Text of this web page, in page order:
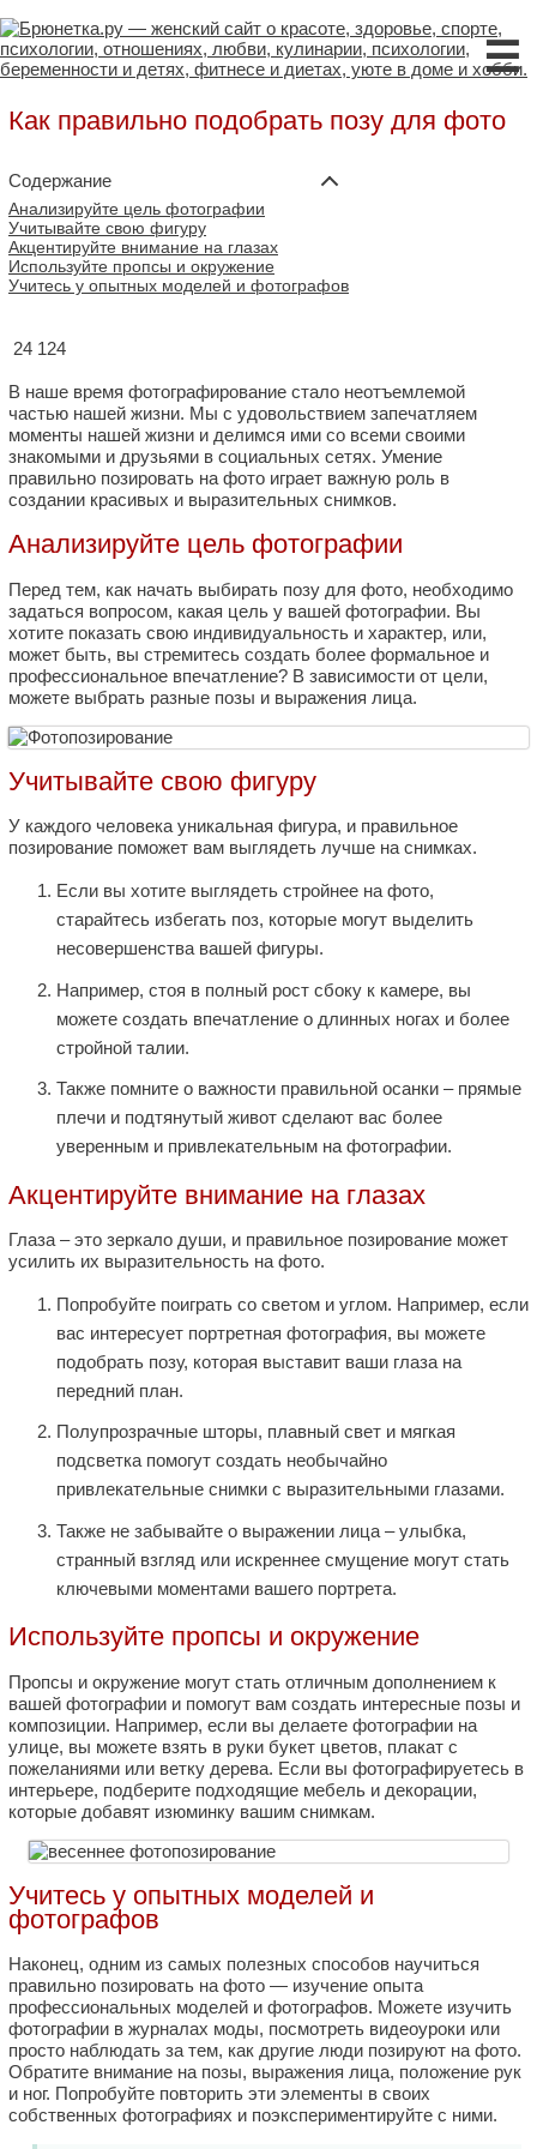
☰
Как правильно подобрать позу для фото
Содержание
Анализируйте цель фотографии
Учитывайте свою фигуру
Акцентируйте внимание на глазах
Используйте пропсы и окружение
Учитесь у опытных моделей и фотографов
24 124
В наше время фотографирование стало неотъемлемой
частью нашей жизни. Мы с удовольствием запечатляем
моменты нашей жизни и делимся ими со всеми своими
знакомыми и друзьями в социальных сетях. Умение
правильно позировать на фото играет важную роль в
создании красивых и выразительных снимков.
Анализируйте цель фотографии
Перед тем, как начать выбирать позу для фото, необходимо
задаться вопросом, какая цель у вашей фотографии. Вы
хотите показать свою индивидуальность и характер, или,
может быть, вы стремитесь создать более формальное и
профессиональное впечатление? В зависимости от цели,
можете выбрать разные позы и выражения лица.
Учитывайте свою фигуру
У каждого человека уникальная фигура, и правильное
позирование поможет вам выглядеть лучше на снимках.
Если вы хотите выглядеть стройнее на фото,
старайтесь избегать поз, которые могут выделить
несовершенства вашей фигуры.
Например, стоя в полный рост сбоку к камере, вы
можете создать впечатление о длинных ногах и более
стройной талии.
Также помните о важности правильной осанки – прямые
плечи и подтянутый живот сделают вас более
уверенным и привлекательным на фотографии.
Акцентируйте внимание на глазах
Глаза – это зеркало души, и правильное позирование может
усилить их выразительность на фото.
Попробуйте поиграть со светом и углом. Например, если
вас интересует портретная фотография, вы можете
подобрать позу, которая выставит ваши глаза на
передний план.
Полупрозрачные шторы, плавный свет и мягкая
подсветка помогут создать необычайно
привлекательные снимки с выразительными глазами.
Также не забывайте о выражении лица – улыбка,
странный взгляд или искреннее смущение могут стать
ключевыми моментами вашего портрета.
Используйте пропсы и окружение
Пропсы и окружение могут стать отличным дополнением к
вашей фотографии и помогут вам создать интересные позы и
композиции. Например, если вы делаете фотографии на
улице, вы можете взять в руки букет цветов, плакат с
пожеланиями или ветку дерева. Если вы фотографируетесь в
интерьере, подберите подходящие мебель и декорации,
которые добавят изюминку вашим снимкам.
Учитесь у опытных моделей и
фотографов
Наконец, одним из самых полезных способов научиться
правильно позировать на фото — изучение опыта
профессиональных моделей и фотографов. Можете изучить
фотографии в журналах моды, посмотреть видеоуроки или
просто наблюдать за тем, как другие люди позируют на фото.
Обратите внимание на позы, выражения лица, положение рук
и ног. Попробуйте повторить эти элементы в своих
собственных фотографиях и поэкспериментируйте с ними.